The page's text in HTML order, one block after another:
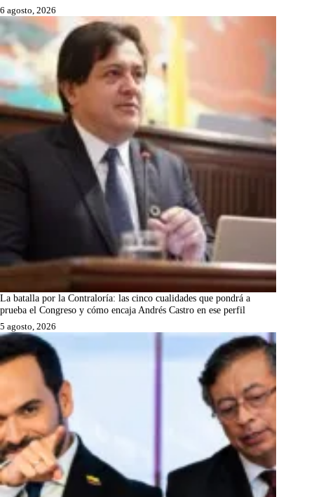
6 agosto, 2026
La batalla por la Contraloría: las cinco cualidades que pondrá a
prueba el Congreso y cómo encaja Andrés Castro en ese perfil
5 agosto, 2026